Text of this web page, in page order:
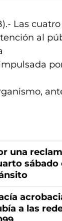
Las
al
una
sábado
a las